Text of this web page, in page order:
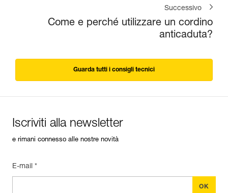
Successivo
Come e perché utilizzare un cordino
anticaduta?
Guarda tutti i consigli tecnici
Iscriviti alla newsletter
e rimani connesso alle nostre novità
E-mail *